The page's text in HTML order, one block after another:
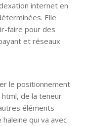
internet en
Elle
faire pour des
et réseaux
le positionnement
de la teneur
éléments
haleine qui va avec